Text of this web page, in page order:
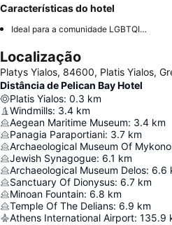
Características do hotel
Ideal para a comunidade LGBTQIA+
Localização
Platys Yialos, 84600, Platis Yialos,
Distância de Pelican Bay Hotel
Platis Yialos: 0.3 km
Windmills: 3.4 km
Aegean Maritime Museum: 3.4 km
Panagia Paraportiani: 3.7 km
Archaeological Museum Of
Jewish Synagogue: 6.1 km
Archaeological Museum Delos: 6.6
Sanctuary Of Dionysus: 6.7 km
Minoan Fountain: 6.8 km
Temple Of The Delians: 6.9 km
Athens International Airport: 135.9